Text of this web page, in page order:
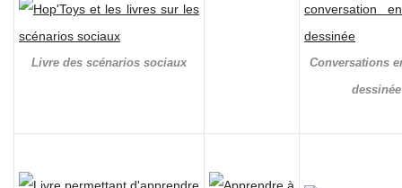
Livre des scénarios sociaux
Conversations
dessinée